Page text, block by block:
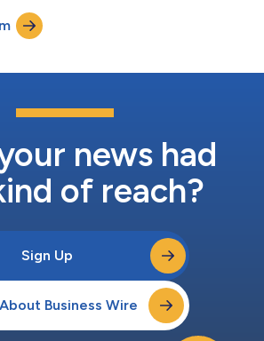
entreprises établies à Dubaï avec des
à travers le continent africain. Elles ont
news had
of reach?
Sign Up
Business Wire